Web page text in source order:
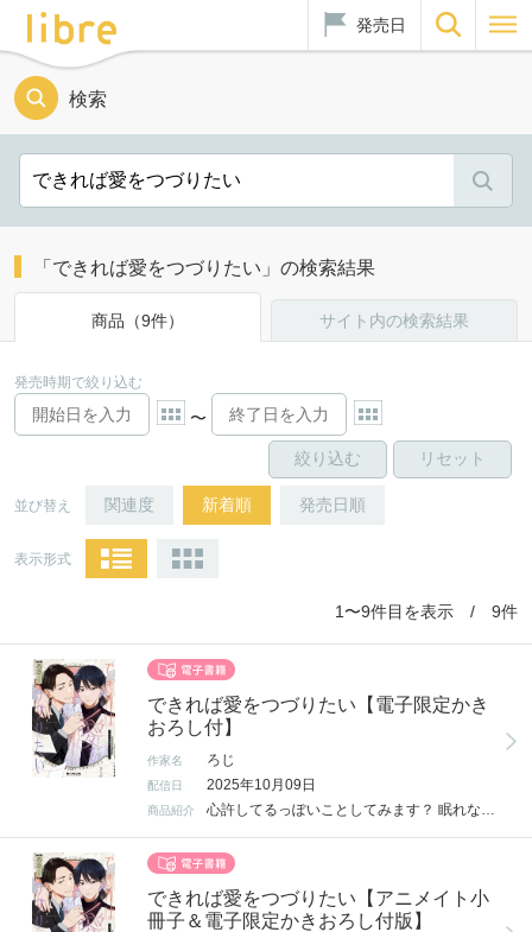
発売日
検索
「できれば愛をつづりたい」の検索結果
商品（9件） サイト内の検索結果
発売時期で絞り込む
〜
並び替え 関連度 新着順 発売日順
表示形式
1〜9件目を表示 / 9件
できれば愛をつづりたい【電子限定かき
おろし付】
作家名 ろじ
配信日 2025年10月09日
商品紹介 心許してるっぽいことしてみます？ 眠れないことを悩む小説家の恵人は、 喫茶店で出会った寝具メーカー勤務のリーマン古河のことが気になっていた。 人当たりは良いが本音が見えない古河に警戒心を抱きつつも、 顔が好みでどうしても目で追ってしまう…。 そんな中、古河から「眠れないなら添い寝しましょうか？」と言われて――？ 人たらし×毒舌美人の添い寝から始まる恋！ コミックス描き下ろしは付き合った後のラブいちゃ9Pです！ 電子限定描き下ろしマンガ1Pも収録。
できれば愛をつづりたい【アニメイト小
冊子＆電子限定かきおろし付版】